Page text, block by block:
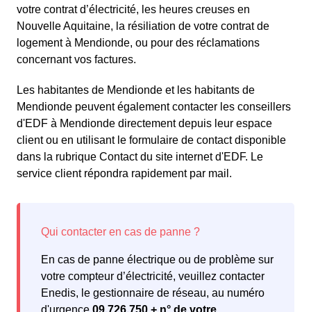
votre contrat d’électricité, les heures creuses en
Nouvelle Aquitaine, la résiliation de votre contrat de
logement à Mendionde, ou pour des réclamations
concernant vos factures.
Les habitantes de Mendionde et les habitants de
Mendionde peuvent également contacter les conseillers
d'EDF à Mendionde directement depuis leur espace
client ou en utilisant le formulaire de contact disponible
dans la rubrique Contact du site internet d'EDF. Le
service client répondra rapidement par mail.
En cas de panne électrique ou de problème sur
votre compteur d’électricité, veuillez contacter
Enedis, le gestionnaire de réseau, au numéro